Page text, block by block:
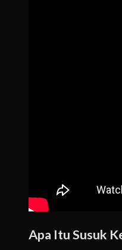
Apa Itu Susuk